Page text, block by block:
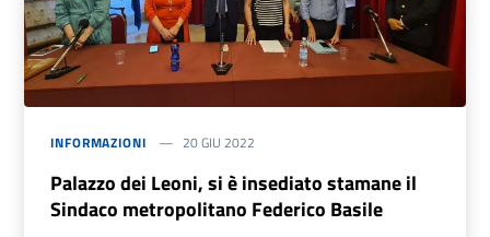
INFORMAZIONI 20 GIU 2022
Palazzo dei Leoni, si è insediato stamane il
Sindaco metropolitano Federico Basile